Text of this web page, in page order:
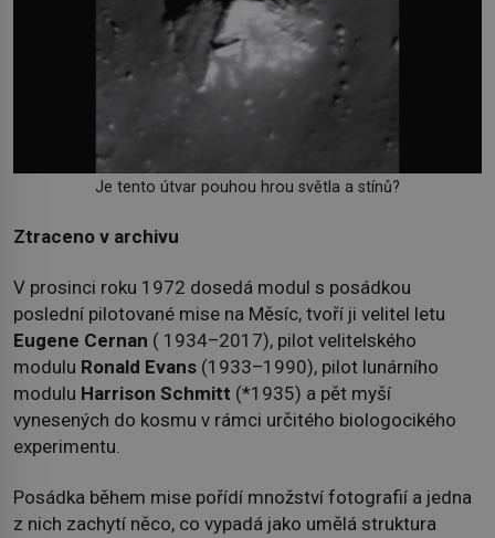
Je tento útvar pouhou hrou světla a stínů?
Ztraceno v archivu
V prosinci roku 1972 dosedá modul s posádkou
poslední pilotované mise na Měsíc, tvoří ji velitel letu
Eugene Cernan ( 1934–2017), pilot velitelského
modulu Ronald Evans (1933–1990), pilot lunárního
modulu Harrison Schmitt (*1935) a pět myší
vynesených do kosmu v rámci určitého biologocikého
experimentu.
Posádka během mise pořídí množství fotografií a jedna
z nich zachytí něco, co vypadá jako umělá struktura